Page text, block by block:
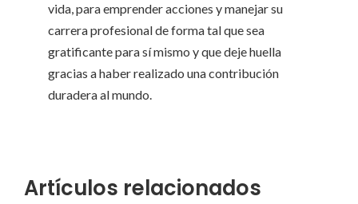
vida, para emprender acciones y manejar su
carrera profesional de forma tal que sea
gratificante para sí mismo y que deje huella
gracias a haber realizado una contribución
duradera al mundo.
Artículos relacionados